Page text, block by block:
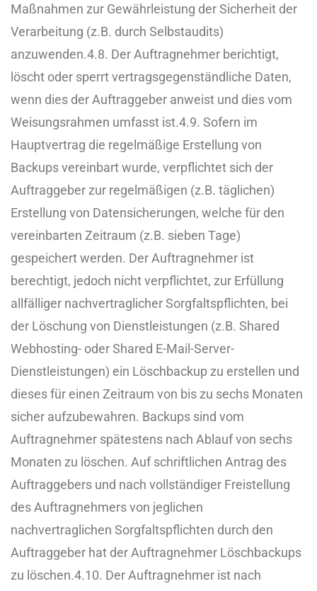
Maßnahmen zur Gewährleistung der Sicherheit der
Verarbeitung (z.B. durch Selbstaudits)
anzuwenden.4.8. Der Auftragnehmer berichtigt,
löscht oder sperrt vertragsgegenständliche Daten,
wenn dies der Auftraggeber anweist und dies vom
Weisungsrahmen umfasst ist.4.9. Sofern im
Hauptvertrag die regelmäßige Erstellung von
Backups vereinbart wurde, verpflichtet sich der
Auftraggeber zur regelmäßigen (z.B. täglichen)
Erstellung von Datensicherungen, welche für den
vereinbarten Zeitraum (z.B. sieben Tage)
gespeichert werden. Der Auftragnehmer ist
berechtigt, jedoch nicht verpflichtet, zur Erfüllung
allfälliger nachvertraglicher Sorgfaltspflichten, bei
der Löschung von Dienstleistungen (z.B. Shared
Webhosting- oder Shared E-Mail-Server-
Dienstleistungen) ein Löschbackup zu erstellen und
dieses für einen Zeitraum von bis zu sechs Monaten
sicher aufzubewahren. Backups sind vom
Auftragnehmer spätestens nach Ablauf von sechs
Monaten zu löschen. Auf schriftlichen Antrag des
Auftraggebers und nach vollständiger Freistellung
des Auftragnehmers von jeglichen
nachvertraglichen Sorgfaltspflichten durch den
Auftraggeber hat der Auftragnehmer Löschbackups
zu löschen.4.10. Der Auftragnehmer ist nach